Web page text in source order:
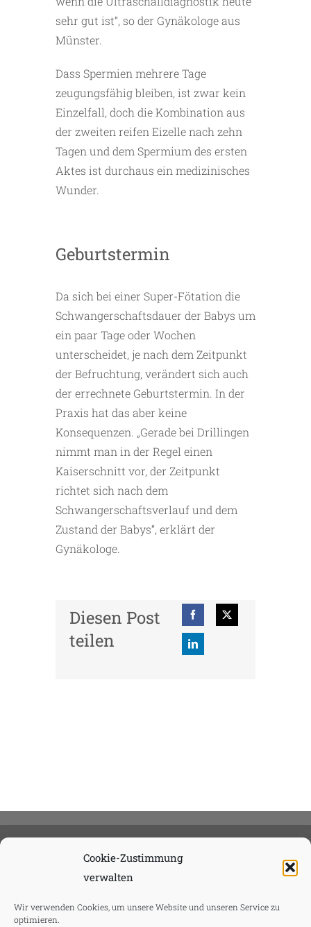
Cookie-Zustimmung
verwalten
Wir verwenden Cookies, um unsere Website und unseren Service zu
optimieren.
sehr gut ist“, so der Gynäkologe aus
Münster.
Dass Spermien mehrere Tage
zeugungsfähig bleiben, ist zwar kein
Einzelfall, doch die Kombination aus
der zweiten reifen Eizelle nach zehn
Tagen und dem Spermium des ersten
Aktes ist durchaus ein medizinisches
Wunder.
Geburtstermin
Da sich bei einer Super-Fötation die
Schwangerschaftsdauer der Babys um
ein paar Tage oder Wochen
unterscheidet, je nach dem Zeitpunkt
der Befruchtung, verändert sich auch
der errechnete Geburtstermin. In der
Praxis hat das aber keine
Konsequenzen. „Gerade bei Drillingen
nimmt man in der Regel einen
Kaiserschnitt vor, der Zeitpunkt
richtet sich nach dem
Schwangerschaftsverlauf und dem
Zustand der Babys“, erklärt der
Gynäkologe.
Diesen Post
teilen